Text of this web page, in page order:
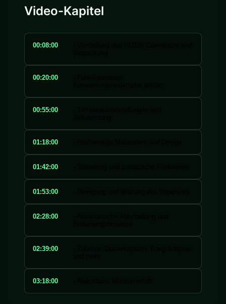
Video-Kapitel
00:08:00
00:20:00
00:55:00
01:18:00
01:42:00
01:53:00
02:28:00
02:39:00
03:18:00